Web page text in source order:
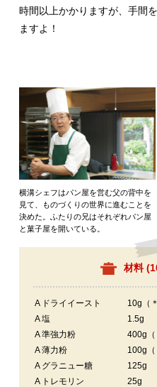
時間以上かかりますが、手間
ますよ！
横溝シェフはパン屋を営む父の背中を
見て、ものづくりの世界に進むことを
決めた。ふたりの兄はそれぞれパン屋
と菓子屋を開いている。
材料 (
A ドライイースト
10g（
A 塩
1.5g
A 準強力粉
400g（
A 薄力粉
100g（
A グラニュー糖
125g
A トレモリン
25g